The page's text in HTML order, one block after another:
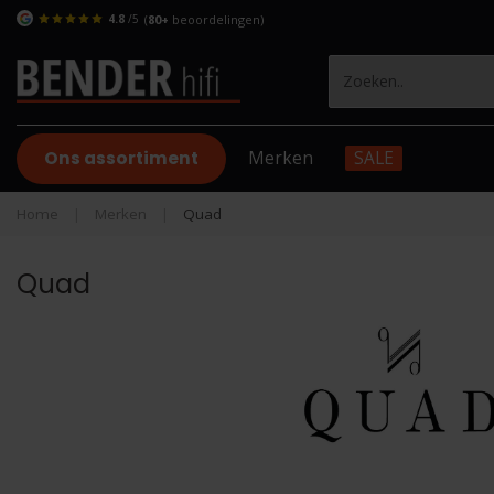
4.8 /5 (80+ beoordelingen)
Ons assortiment Merken SALE
Home Merken Quad
Quad